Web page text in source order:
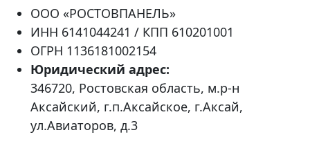
ООО «РОСТОВПАНЕЛЬ»
ИНН 6141044241 / КПП 610201001
ОГРН 1136181002154
Юридический адрес:
346720, Ростовская область, м.р-н
Аксайский, г.п.Аксайское, г.Аксай,
ул.Авиаторов, д.3